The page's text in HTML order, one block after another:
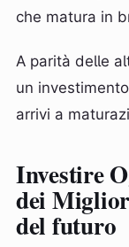
che matura in
A parità delle
un
arrivi a
Investire
dei
del futuro